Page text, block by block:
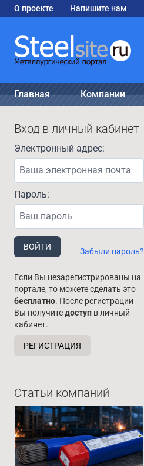
О проекте Напишите нам
Главная Компании
Вход в личный кабинет
Электронный адрес:
Пароль:
ВОЙТИ Забыли пароль?
Если Вы незарегистрированы на
портале, то можете сделать это
бесплатно. После регистрации
Вы получитедоступ в личный
кабинет.
РЕГИСТРАЦИЯ
Статьи компаний